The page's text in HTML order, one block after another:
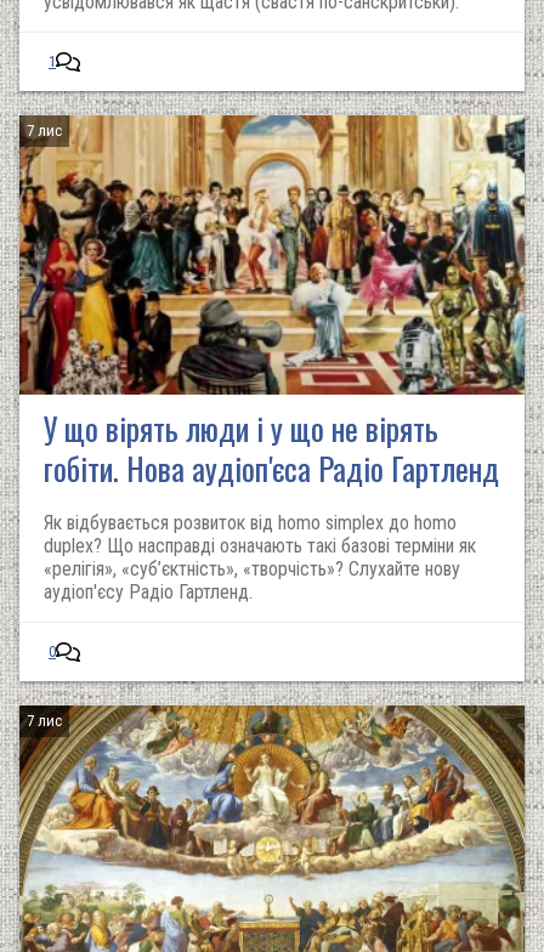
1
7 лис
У що вірять люди і у що не вірять
гобіти. Нова аудіоп'єса Радіо Гартленд
Як відбувається розвиток від homo simplex до homo
duplex? Що насправді означають такі базові терміни як
«релігія», «суб’єктність», «творчість»? Слухайте нову
аудіоп'єсу Радіо Гартленд.
0
7 лис